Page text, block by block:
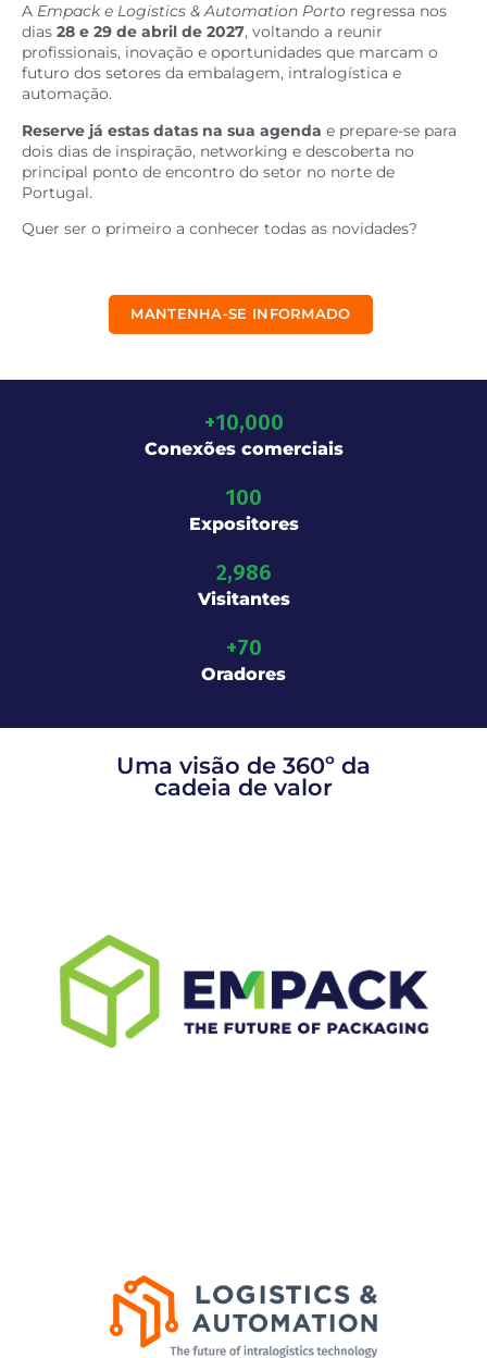
A Empack e Logistics & Automation Porto regressa nos
dias 28 e 29 de abril de 2027, voltando a reunir
profissionais, inovação e oportunidades que marcam o
futuro dos setores da embalagem, intralogística e
automação.
Reserve já estas datas na sua agenda e prepare-se para
dois dias de inspiração, networking e descoberta no
principal ponto de encontro do setor no norte de
Portugal.
Quer ser o primeiro a conhecer todas as novidades?
MANTENHA-SE INFORMADO
Conexões comerciais
+10,000
Expositores
100
Visitantes
2,986
Oradores
+70
Uma visão de 360º da
cadeia de valor
Portfolio da Easyfairs, a maior rede de eventos
dedicada a impulsionar o negócio e a inovação
na indústria da embalagem.
logística, intralogística, transporte e automação,
reunindo fornecedores de soluções e decisores
de diferentes sectores industriais.